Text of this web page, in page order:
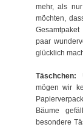
mehr, als
möchten,
paar
glücklich
Täschchen:
mögen wir
Bäume
besondere